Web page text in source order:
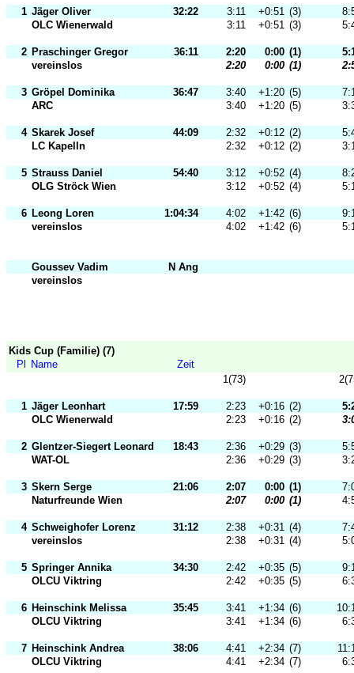
1 Jäger Oliver 32:22 3:11 +0:51 (3)
OLC Wienerwald
3:11 +0:51 (3)
2 Praschinger Gregor 36:11 2:20 0:00 (1)
vereinslos
2:20 0:00 (1)
3 Gröpel Dominika 36:47 3:40 +1:20 (5)
ARC
3:40 +1:20 (5)
4 Skarek Josef 44:09 2:32 +0:12 (2)
LC Kapelln
2:32 +0:12 (2)
5 Strauss Daniel 54:40 3:12 +0:52 (4)
OLG Ströck Wien
3:12 +0:52 (4)
6 Leong Loren 1:04:34 4:02 +1:42 (6)
vereinslos
4:02 +1:42 (6)
Goussev Vadim
N Ang
vereinslos
Kids Cup (Familie) (7)
Pl
Name
Zeit
1(73)
1 Jäger Leonhart 17:59 2:23 +0:16 (2)
OLC Wienerwald
2:23 +0:16 (2)
2 Glentzer-Siegert Leonard 18:43 2:36 +0:29 (3)
WAT-OL
2:36 +0:29 (3)
3 Skern Serge 21:06 2:07 0:00 (1)
Naturfreunde Wien
2:07 0:00 (1)
4 Schweighofer Lorenz 31:12 2:38 +0:31 (4)
vereinslos
2:38 +0:31 (4)
5 Springer Annika 34:30 2:42 +0:35 (5)
OLCU Viktring
2:42 +0:35 (5)
6 Heinschink Melissa 35:45 3:41 +1:34 (6)
OLCU Viktring
3:41 +1:34 (6)
7 Heinschink Andrea 38:06 4:41 +2:34 (7)
OLCU Viktring
4:41 +2:34 (7)